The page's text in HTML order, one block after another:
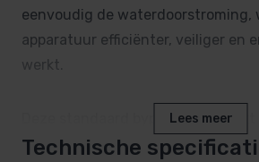
eenvoudig de waterdoorstroming,
apparatuur efficiënter, veiliger en
werkt.
Deze standaard bypass is geschikt
zwembadinstallaties en is ideaal
Lees meer
Technische